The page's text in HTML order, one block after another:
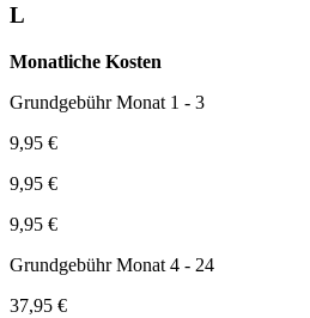
L
Monatliche Kosten
Grundgebühr Monat 1 - 3
9,95 €
9,95 €
9,95 €
Grundgebühr Monat 4 - 24
37,95 €